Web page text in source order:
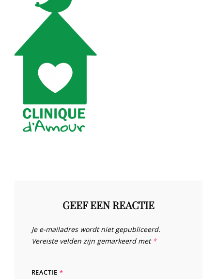
GEEF EEN REACTIE
Je e-mailadres wordt niet gepubliceerd.
Vereiste velden zijn gemarkeerd met *
REACTIE *